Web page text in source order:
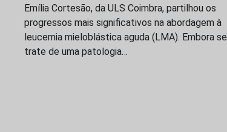
Emília Cortesão, da ULS Coimbra, partilhou os
progressos mais significativos na abordagem à
leucemia mieloblástica aguda (LMA). Embora se
trate de uma patologia…